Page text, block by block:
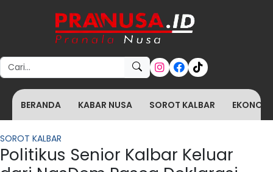
Search for:
BERANDA KABAR NUSA SOROT KALBAR
SOROT KALBAR
Politikus Senior Kalbar Keluar